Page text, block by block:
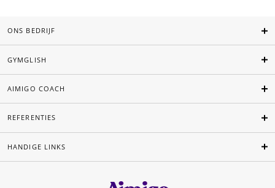
ONS BEDRIJF
GYMGLISH
AIMIGO COACH
REFERENTIES
HANDIGE LINKS